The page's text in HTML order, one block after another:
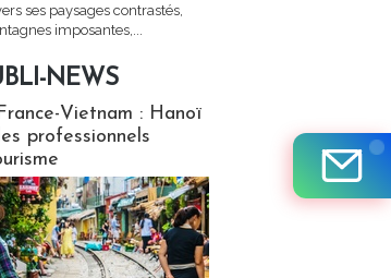
ses paysages contrastés,
imposantes,...
NEWS
Vietnam : Hanoï
professionnels